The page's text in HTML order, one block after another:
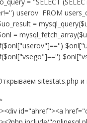
userov FROM
=
=
sitestats.php
id="ahref"><a